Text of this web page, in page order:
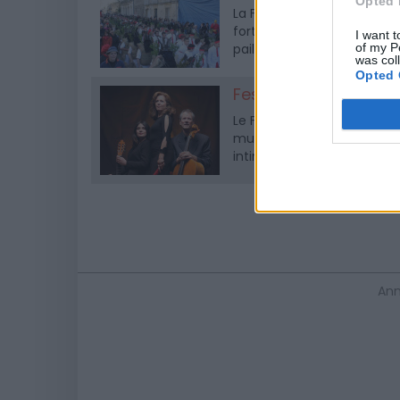
I want
of my
was
Opted
La Fête des Pailhasses
fort à Cournonterral.
pailhasses") sur le village
Festival Les
Le Festival Les Intimistes
musique de Chambre, à
intimistes.